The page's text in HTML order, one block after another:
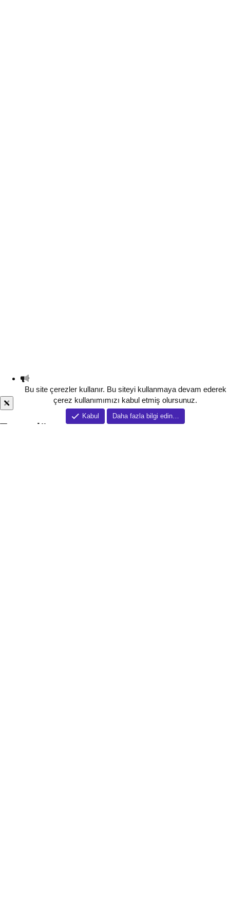
Tema düzenleyici
Bu site çerezler kullanır. Bu siteyi kullanmaya devam ederek
çerez kullanımımızı kabul etmiş olursunuz.
Kabul Daha fazla bilgi edin…